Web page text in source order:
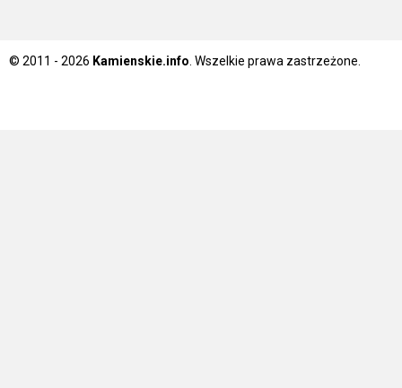
© 2011 - 2026 Kamienskie.info . Wszelkie prawa zastrzeżone.